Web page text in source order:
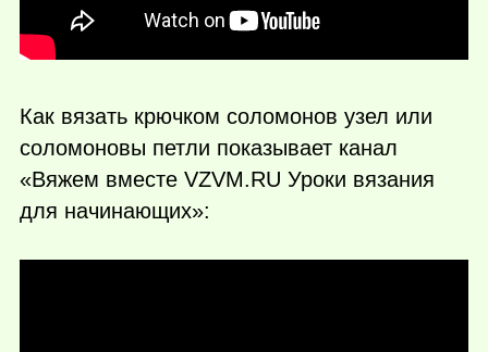
Как вязать крючком соломонов узел или
соломоновы петли показывает канал
«Вяжем вместе VZVM.RU Уроки вязания
для начинающих»: